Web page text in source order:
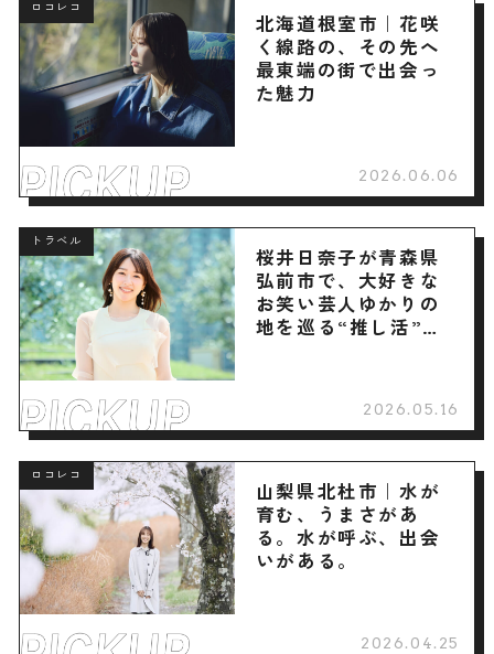
ロコレコ
北海道根室市｜花咲
く線路の、その先へ
最東端の街で出会っ
た魅力
2026.06.06
トラベル
桜井日奈子が青森県
弘前市で、大好きな
お笑い芸人ゆかりの
地を巡る“推し活”旅
2026.05.16
ロコレコ
山梨県北杜市｜水が
育む、うまさがあ
る。水が呼ぶ、出会
いがある。
2026.04.25